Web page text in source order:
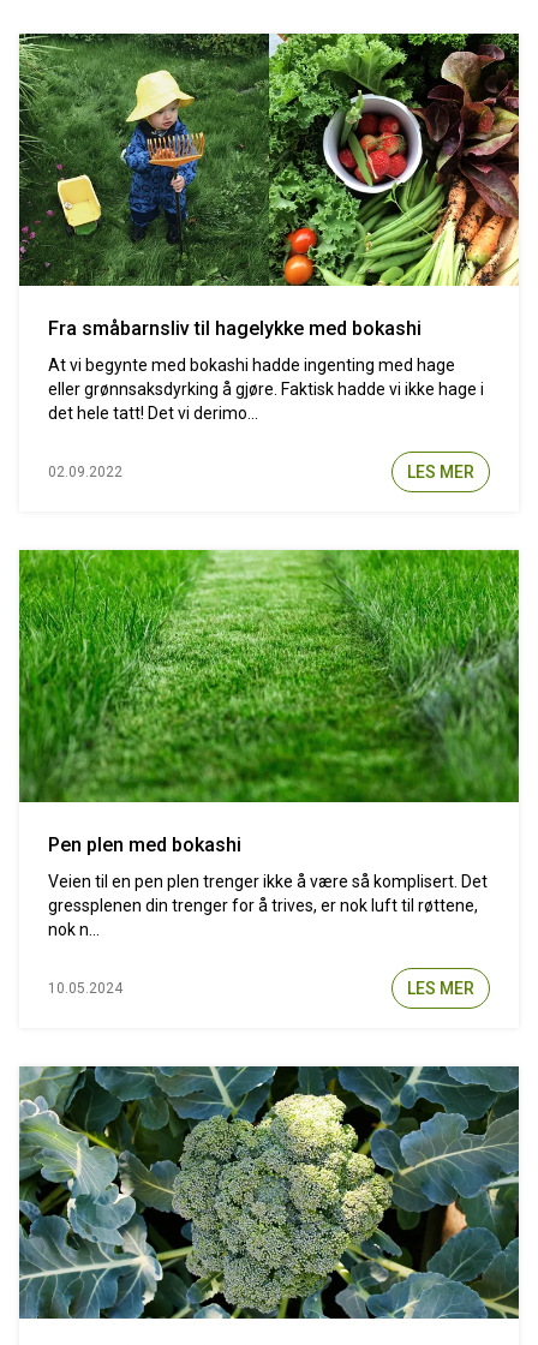
Fra småbarnsliv til hagelykke med bokashi
At vi begynte med bokashi hadde ingenting med hage
eller grønnsaksdyrking å gjøre. Faktisk hadde vi ikke hage i
det hele tatt! Det vi derimo...
02.09.2022 LES MER
Pen plen med bokashi
Veien til en pen plen trenger ikke å være så komplisert. Det
gressplenen din trenger for å trives, er nok luft til røttene,
nok n...
10.05.2024 LES MER